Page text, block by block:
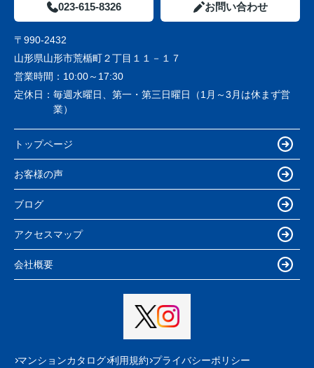
023-615-8326 お問い合わせ
〒990-2432
山形県山形市荒楯町２丁目１１－１７
営業時間： 10:00～17:30
定休日： 毎週水曜日、第一・第三日曜日（1月～3月は休まず営
業）
トップページ
お客様の声
ブログ
アクセスマップ
会社概要
マンションカタログ 利用規約 プライバシーポリシー